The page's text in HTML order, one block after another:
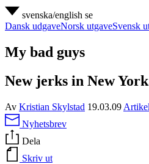
svenska/english se
Dansk udgaveNorsk utgaveSvensk
My bad guys
New jerks in New
Av Kristian Skylstad 19.03.09 Artikel
Nyhetsbrev
Dela
Skriv ut